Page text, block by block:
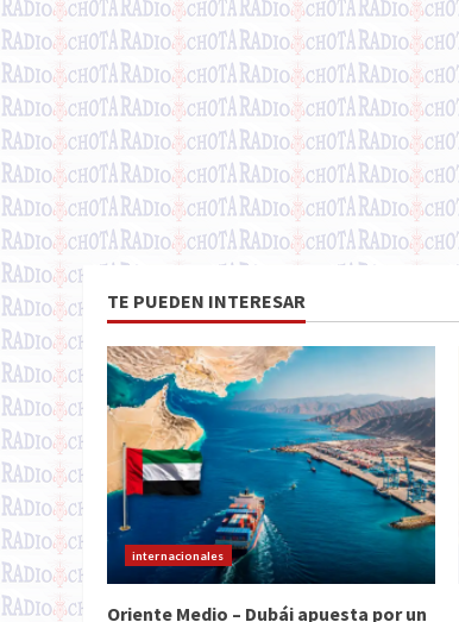
TE PUEDEN INTERESAR
internacionales
Oriente Medio – Dubái apuesta por un